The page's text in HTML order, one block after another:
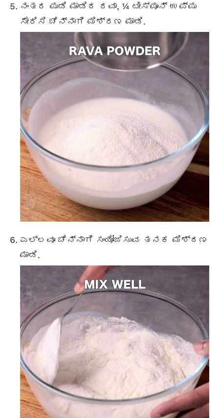
ನಂತರ ಪುಡಿ ಮಾಡಿದ ರವಾ, ¼ ಟೀಸ್ಪೂನ್ ಉಪ್ಪು
ಸೇರಿಸಿ ಚೆನ್ನಾಗಿ ಮಿಶ್ರಣ ಮಾಡಿ.
ಎಲ್ಲವೂ ಚೆನ್ನಾಗಿ ಸಂಯೋಜಿಸುವ ತನಕ ಮಿಶ್ರಣ
ಮಾಡಿ.